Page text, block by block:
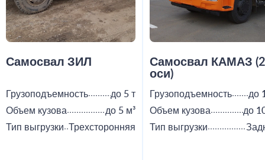
Самосвал ЗИЛ
Грузоподъемность
до 5 т
Объем кузова
до 5 м³
Тип выгрузки Трехсторонняя
Самосвал КАМАЗ (2
оси)
Грузоподъемность
до
Объем кузова
до
Тип выгрузки